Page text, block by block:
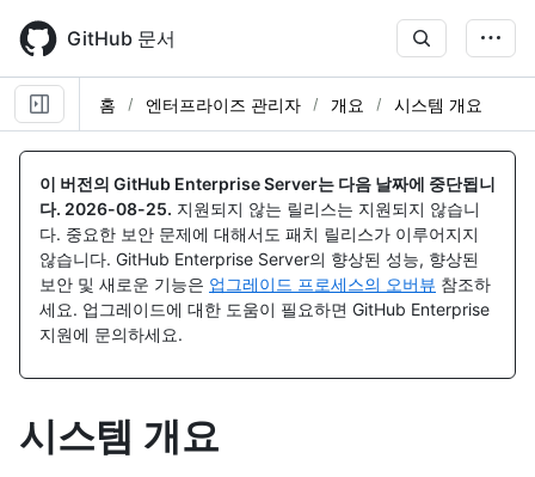
main
content
GitHub 문서
홈 엔터프라이즈 관리자 개요 시스템 개요
이 버전의 GitHub Enterprise Server는 다음 날짜에 중단됩니
다. 2026-08-25. 지원되지 않는 릴리스는 지원되지 않습니
다. 중요한 보안 문제에 대해서도 패치 릴리스가 이루어지지
않습니다. GitHub Enterprise Server의 향상된 성능, 향상된
보안 및 새로운 기능은 업그레이드 프로세스의 오버뷰 참조하
세요. 업그레이드에 대한 도움이 필요하면 GitHub Enterprise
지원에 문의하세요.
시스템 개요